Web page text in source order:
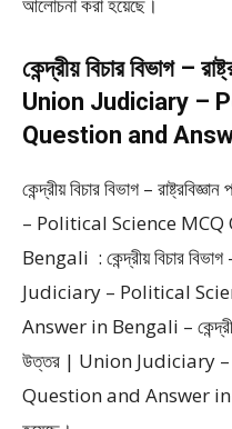
আলোচনা করা হয়েছে।
কেন্দ্রীয় বিচার বিভাগ –
Union Judiciary –
Question and
কেন্দ্রীয় বিচার বিভাগ –
– Political Science
Bengali : কেন্দ্রীয় বিচার
Judiciary – Political
Answer in Bengali – কেন্দ্রীয়
উত্তর | Union Judiciary
Question and Answer in